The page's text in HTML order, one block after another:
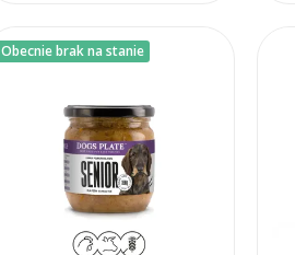
Obecnie brak na stanie